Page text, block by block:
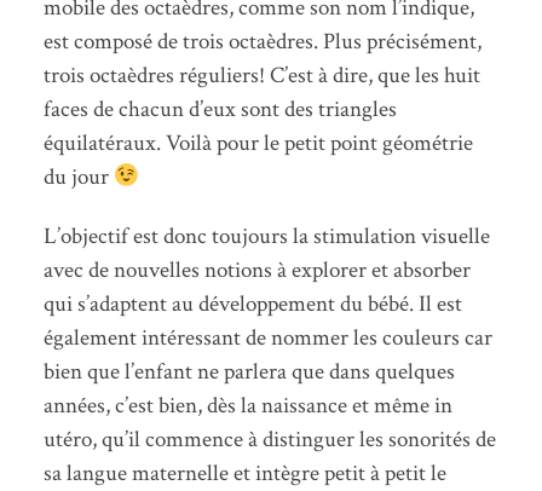
mobile des octaèdres, comme son nom l’indique,
est composé de trois octaèdres. Plus précisément,
trois octaèdres réguliers! C’est à dire, que les huit
faces de chacun d’eux sont des triangles
équilatéraux. Voilà pour le petit point géométrie
du jour
L’objectif est donc toujours la stimulation visuelle
avec de nouvelles notions à explorer et absorber
qui s’adaptent au développement du bébé. Il est
également intéressant de nommer les couleurs car
bien que l’enfant ne parlera que dans quelques
années, c’est bien, dès la naissance et même in
utéro, qu’il commence à distinguer les sonorités de
sa langue maternelle et intègre petit à petit le